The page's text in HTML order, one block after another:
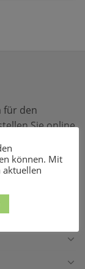
für den
Sie online
Situation
können. Mit
aktuellen